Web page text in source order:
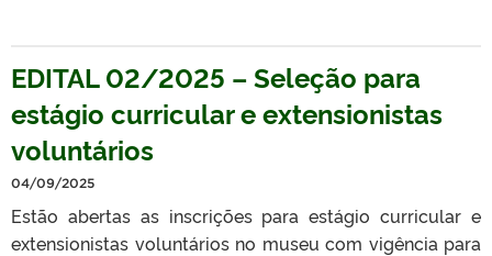
EDITAL 02/2025 – Seleção para
estágio curricular e extensionistas
voluntários
04/09/2025
Estão abertas as inscrições para estágio curricular e
extensionistas voluntários no museu com vigência para